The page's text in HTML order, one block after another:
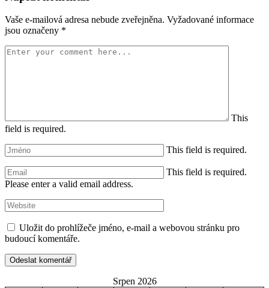
Vaše e-mailová adresa nebude zveřejněna. Vyžadované informace
jsou označeny *
This
field is required.
This field is required.
This field is required.
Please enter a valid email address.
Uložit do prohlížeče jméno, e-mail a webovou stránku pro
budoucí komentáře.
Srpen 2026